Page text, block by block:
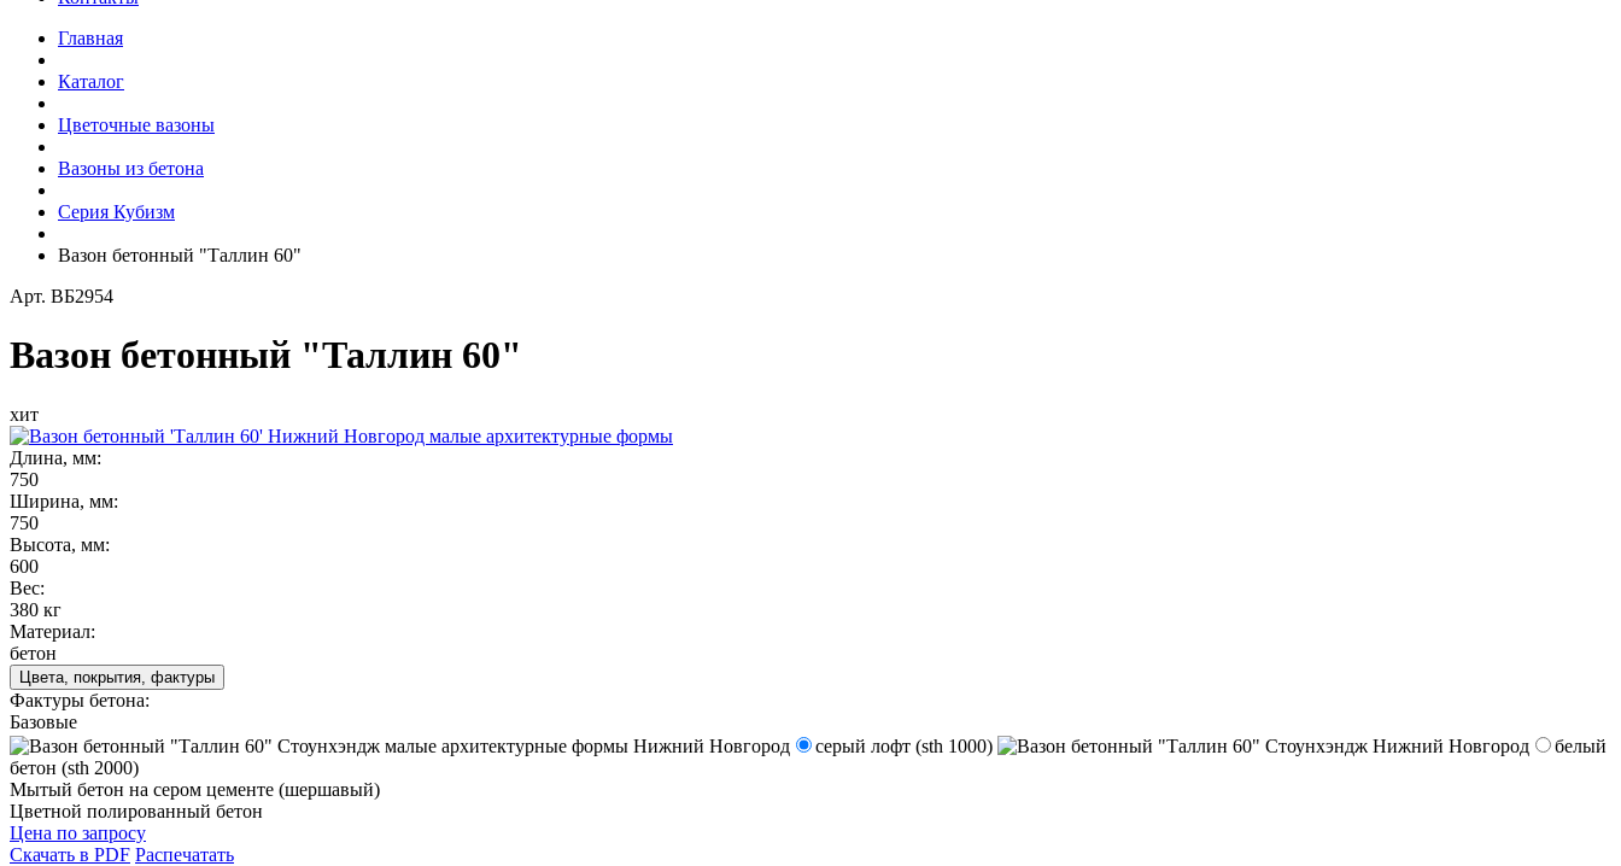
Главная
Каталог
Цветочные вазоны
Вазоны из бетона
Серия Кубизм
Вазон бетонный "Таллин 60"
Арт. ВБ2954
Вазон бетонный "Таллин 60"
хит
Длина, мм:
750
Ширина, мм:
750
Высота, мм:
600
Вес:
380 кг
Материал:
бетон
Цвета, покрытия, фактуры
Фактуры бетона:
Базовые
серый лофт (sth 1000)
белый
бетон (sth 2000)
Мытый бетон на сером цементе (шершавый)
Цветной полированный бетон
Цена по запросу
Скачать в PDF Распечатать